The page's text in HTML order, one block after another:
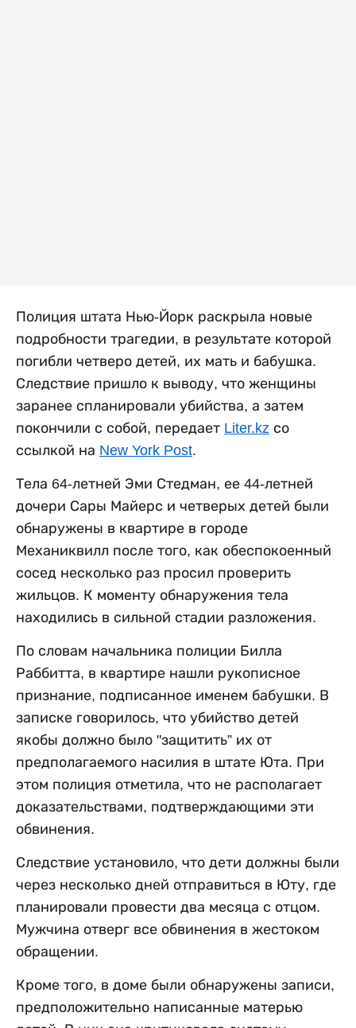
Полиция штата Нью-Йорк раскрыла новые
подробности трагедии, в результате которой
погибли четверо детей, их мать и бабушка.
Следствие пришло к выводу, что женщины
заранее спланировали убийства, а затем
покончили с собой, передает Liter.kz со
ссылкой на New York Post.
Тела 64-летней Эми Стедман, ее 44-летней
дочери Сары Майерс и четверых детей были
обнаружены в квартире в городе
Механиквилл после того, как обеспокоенный
сосед несколько раз просил проверить
жильцов. К моменту обнаружения тела
находились в сильной стадии разложения.
По словам начальника полиции Билла
Раббитта, в квартире нашли рукописное
признание, подписанное именем бабушки. В
записке говорилось, что убийство детей
якобы должно было "защитить” их от
предполагаемого насилия в штате Юта. При
этом полиция отметила, что не располагает
доказательствами, подтверждающими эти
обвинения.
Следствие установило, что дети должны были
через несколько дней отправиться в Юту, где
планировали провести два месяца с отцом.
Мужчина отверг все обвинения в жестоком
обращении.
Кроме того, в доме были обнаружены записи,
предположительно написанные матерью